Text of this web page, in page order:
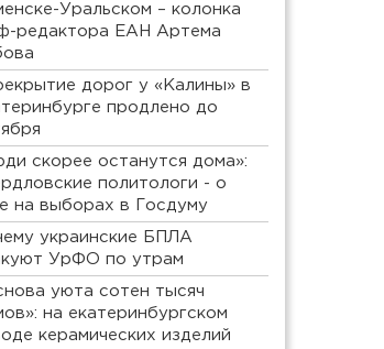
Уральском – колонка
редактора ЕАН Артема
дорог у «Калины» в
продлено до
скорее останутся дома»:
политологи - о
на выборах в Госдуму
украинские БПЛА
УрФО по утрам
уюта сотен тысяч
на екатеринбургском
керамических изделий